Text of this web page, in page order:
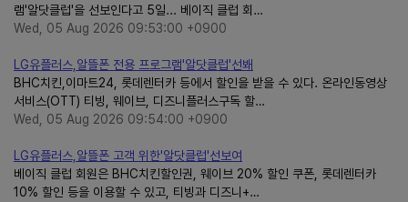
램'알닷클럽'을 선보인다고 5일... 베이직 클럽 회…
Wed, 05 Aug 2026 09:53:00 +0900
LG유플러스,알뜰폰 전용 프로그램'알닷클럽'선봬
BHC치킨,이마트24, 롯데렌터카 등에서 할인을 받을 수 있다. 온라인동영상
서비스(OTT) 티빙, 웨이브, 디즈니플러스구독 할…
Wed, 05 Aug 2026 09:54:00 +0900
LG유플러스,알뜰폰 고객 위한'알닷클럽'선보여
베이직 클럽 회원은 BHC치킨할인권, 웨이브 20% 할인 쿠폰, 롯데렌터카
10% 할인 등을 이용할 수 있고, 티빙과 디즈니+…